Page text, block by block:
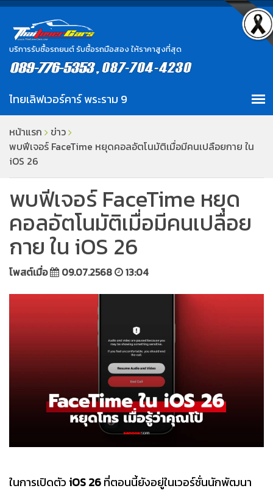
บริการรับซื้อรถยนต์ รับซื้อรถมือสอง ให้ราคาสูงที่สุด
หน้าแรก
ข่าว
พบฟีเจอร์ FaceTime หยุดคอลอัตโนมัติเมื่อมีคนเปลือยกาย ใน
iOS 26
พบฟีเจอร์ FaceTime หยุด
คอลอัตโนมัติเมื่อมีคนเปลือย
กาย ใน iOS 26
โพสต์เมื่อ 09.07.2568 13:04
ในการเปิดตัวiOS 26ที่ตอนนี้ยังอยู่ในเวอร์ชั่นนักพัฒนา